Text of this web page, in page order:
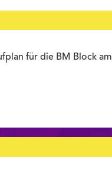
für die BM Block am